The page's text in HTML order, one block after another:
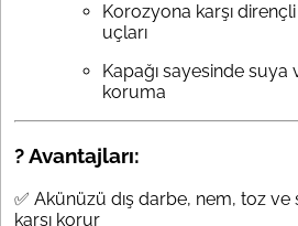
Korozyona karşı
uçları
Kapağı sayesinde suya
koruma
? Avantajları:
✅ Akünüzü dış darbe, nem, toz ve
karşı korur